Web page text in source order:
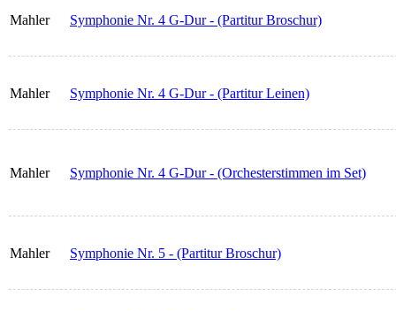
Mahler Symphonie Nr. 4 G-Dur - (Partitur Broschur)
Mahler Symphonie Nr. 4 G-Dur - (Partitur Leinen)
Mahler Symphonie Nr. 4 G-Dur - (Orchesterstimmen im Set)
Mahler Symphonie Nr. 5 - (Partitur Broschur)